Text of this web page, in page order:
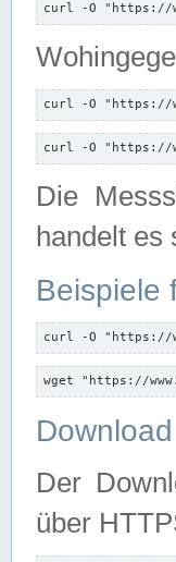
curl -O "https://
curl -O "https://
curl -O "https://
Die
handelt
Beispiele
curl -O "https://
wget "https://
Der
über